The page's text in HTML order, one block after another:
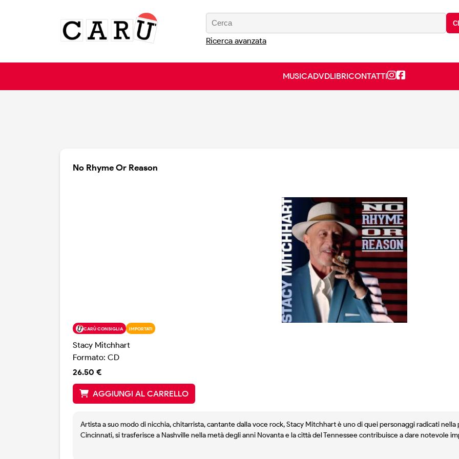
Ricerca avanzata
MUSICADVDLIBRICONTATTI
No Rhyme Or Reason
CARÙ CONSIGLIA IMPORTATI
Stacy Mitchhart
Formato: CD
26.50 €
AGGIUNGI AL CARRELLO
Artista a suo modo di nicchia, chitarrista, cantante dalla voce rock, Stacy Mitchhart è uno di quei personaggi radicati
Cincinnati, si trasferisce a Nashville nella metà degli anni Novanta e la città del Tennessee contribuisce a dare notevole
Hambridge, il nuovo album arriva a poco meno di dieci anni dal precedente e rappresenta a tutt'oggi la sua opera più